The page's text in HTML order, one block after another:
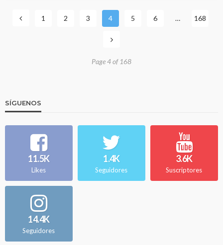
1 2 3 4 5 6 … 168
Page 4 of 168
SÍGUENOS
11.5K
Likes
1.4K
Seguidores
3.6K
Suscriptores
14.4K
Seguidores